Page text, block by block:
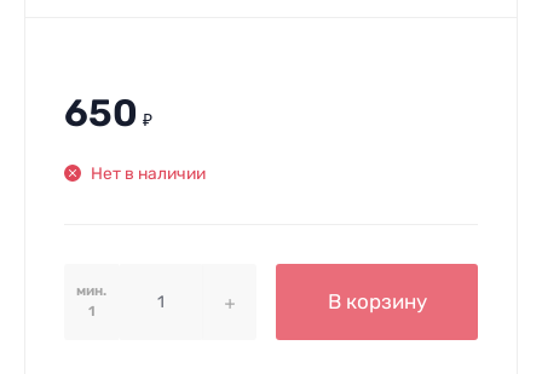
650 ₽
Нет в наличии
мин.
1
В корзину